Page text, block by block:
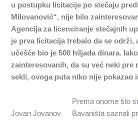
u postupku licitacije po stečaju
Milovanović“, nije bilo
Agencija za licenciranje stečajnih
je prva licitacija trebalo da se održi,
učešće bio je 500 hiljada dinara.
zainteresovanih, da su već neki pre
sekli, ovoga puta niko nije pokazao
Jovan Jovanov
Prema onome što
Bavaništa saznali